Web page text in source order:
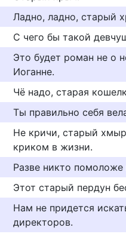
Ладно, ладно, старый
С чего бы такой
Это будет роман не о
Иоганне.
Чё надо, старая
Ты правильно себя
Не кричи, старый
криком в жизни.
Разве никто помоложе
Этот старый пердун
Нам не придется
директоров.